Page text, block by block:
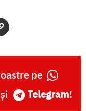
pe
și Telegram!